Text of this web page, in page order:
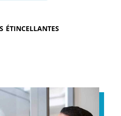
étincellantes